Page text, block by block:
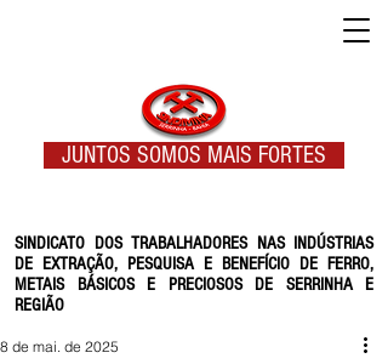
SINDICATO DOS TRABALHADORES NAS INDÚSTRIAS
DE EXTRAÇÃO, PESQUISA E BENEFÍCIO DE FERRO,
METAIS BÁSICOS E PRECIOSOS DE SERRINHA E
REGIÃO
JUNTOS SOMOS MAIS FORTES
8 de mai. de 2025